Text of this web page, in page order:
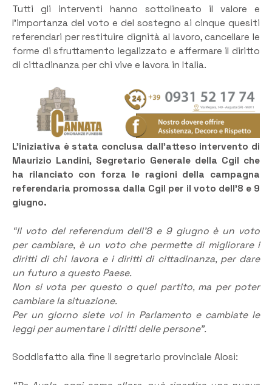
Tutti gli interventi hanno sottolineato il valore e
l’importanza del voto e del sostegno ai cinque quesiti
referendari per restituire dignità al lavoro, cancellare le
forme di sfruttamento legalizzato e affermare il diritto
di cittadinanza per chi vive e lavora in Italia.
L’iniziativa è stata conclusa dall’atteso intervento di
Maurizio Landini, Segretario Generale della Cgil che
ha rilanciato con forza le ragioni della campagna
referendaria promossa dalla Cgil per il voto dell’8 e 9
giugno.
“Il voto del referendum dell’8 e 9 giugno è un voto
per cambiare, è un voto che permette di migliorare i
diritti di chi lavora e i diritti di cittadinanza, per dare
un futuro a questo Paese.
Non si vota per questo o quel partito, ma per poter
cambiare la situazione.
Per un giorno siete voi in Parlamento e cambiate le
leggi per aumentare i diritti delle persone”.
Soddisfatto alla fine il segretario provinciale Alosi: